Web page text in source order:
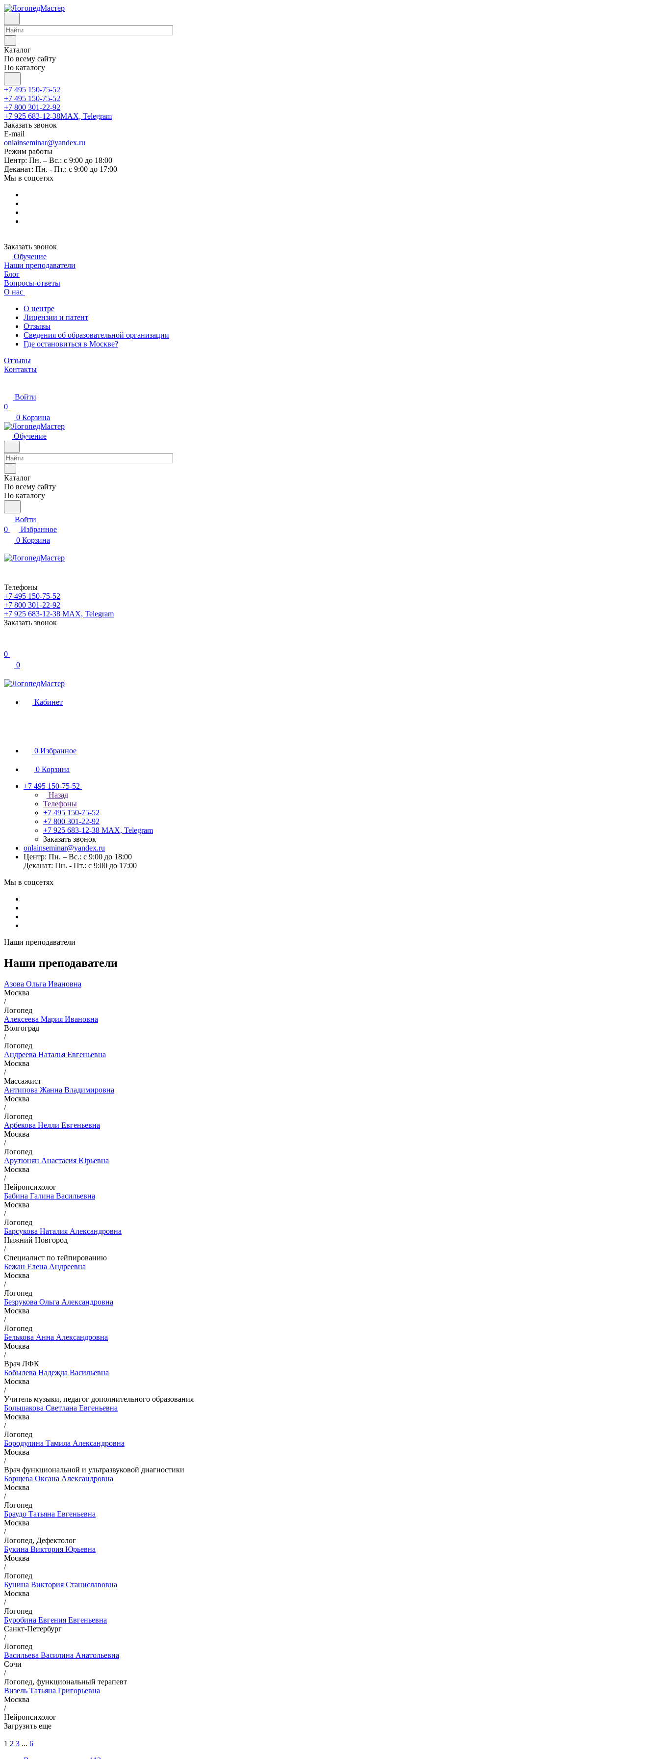
Каталог
По всему сайту
По каталогу
+7 495 150-75-52
+7 495 150-75-52
+7 800 301-22-92
+7 925 683-12-38MAX, Telegram
Заказать звонок
E-mail
onlainseminar@yandex.ru
Режим работы
Центр: Пн. – Вс.: с 9:00 до 18:00
Деканат: Пн. - Пт.: с 9:00 до 17:00
Мы в соцсетях
Заказать звонок
Обучение
Наши преподаватели
Блог
Вопросы-ответы
О нас
О центре
Лицензии и патент
Отзывы
Сведения об образовательной организации
Где остановиться в Москве?
Отзывы
Контакты
Войти
0
0 Корзина
Обучение
Каталог
По всему сайту
По каталогу
Войти
0
Избранное
0 Корзина
Телефоны
+7 495 150-75-52
+7 800 301-22-92
+7 925 683-12-38 MAX, Telegram
Заказать звонок
0
0
Кабинет
0 Избранное
0 Корзина
+7 495 150-75-52
Назад
Телефоны
+7 495 150-75-52
+7 800 301-22-92
+7 925 683-12-38 MAX, Telegram
Заказать звонок
onlainseminar@yandex.ru
Центр: Пн. – Вс.: с 9:00 до 18:00
Деканат: Пн. - Пт.: с 9:00 до 17:00
Мы в соцсетях
Наши преподаватели
Наши преподаватели
Азова Ольга Ивановна
Москва
/
Логопед
Алексеева Мария Ивановна
Волгоград
/
Логопед
Андреева Наталья Евгеньевна
Москва
/
Массажист
Антипова Жанна Владимировна
Москва
/
Логопед
Арбекова Нелли Евгеньевна
Москва
/
Логопед
Арутюнян Анастасия Юрьевна
Москва
/
Нейропсихолог
Бабина Галина Васильевна
Москва
/
Логопед
Барсукова Наталия Александровна
Нижний Новгород
/
Специалист по тейпированию
Бежан Елена Андреевна
Москва
/
Логопед
Безрукова Ольга Александровна
Москва
/
Логопед
Белькова Анна Александровна
Москва
/
Врач ЛФК
Бобылева Надежда Васильевна
Москва
/
Учитель музыки, педагог дополнительного образования
Большакова Светлана Евгеньевна
Москва
/
Логопед
Бородулина Тамила Александровна
Москва
/
Врач функциональной и ультразвуковой диагностики
Борщева Оксана Александровна
Москва
/
Логопед
Браудо Татьяна Евгеньевна
Москва
/
Логопед, Дефектолог
Букина Виктория Юрьевна
Москва
/
Логопед
Бунина Виктория Станиславовна
Москва
/
Логопед
Буробина Евгения Евгеньевна
Санкт-Петербург
/
Логопед
Васильева Василина Анатольевна
Сочи
/
Логопед, функциональный терапевт
Визель Татьяна Григорьевна
Москва
/
Нейропсихолог
Загрузить еще
1 2 3 ... 6